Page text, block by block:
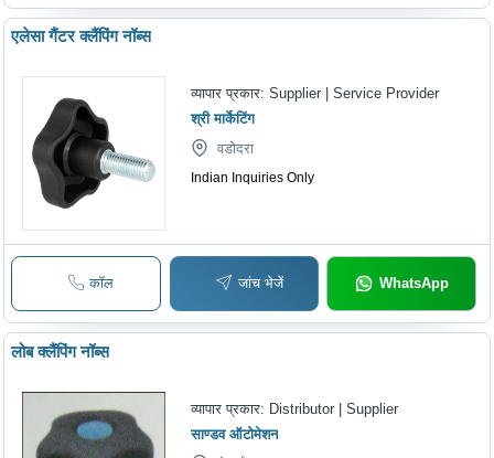
एलेसा गैंटर क्लैंपिंग नॉब्स
व्यापार प्रकार:Supplier | Service Provider
श्री मार्केटिंग
वडोदरा
Indian Inquiries Only
कॉल जांच भेजें WhatsApp
लोब क्लैंपिंग नॉब्स
व्यापार प्रकार: Distributor | Supplier
साण्डव ऑटोमेशन